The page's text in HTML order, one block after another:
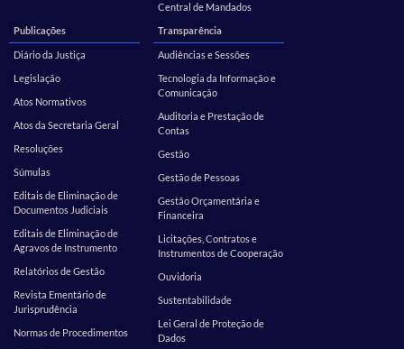
Central de Mandados
Publicações
Diário da Justiça
Legislação
Atos Normativos
Atos da Secretaria Geral
Resoluções
Súmulas
Editais de Eliminação de
Documentos Judiciais
Editais de Eliminação de
Agravos de Instrumento
Relatórios de Gestão
Revista Ementário de
Jurisprudência
Normas de Procedimentos
Transparência
Audiências e Sessões
Tecnologia da Informação e
Comunicação
Auditoria e Prestação de
Contas
Gestão
Gestão de Pessoas
Gestão Orçamentária e
Financeira
Licitações, Contratos e
Instrumentos de Cooperação
Ouvidoria
Sustentabilidade
Lei Geral de Proteção de
Dados